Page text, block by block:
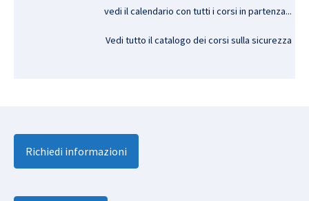
vedi il calendario con tutti i corsi in partenza...
Vedi tutto il catalogo dei corsi sulla sicurezza
Richiedi informazioni